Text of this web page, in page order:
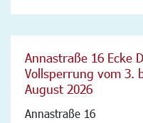
Annastraße 16 Ecke
Vollsperrung vom 3.
August 2026
Annastraße 16